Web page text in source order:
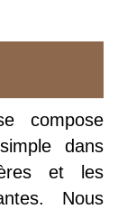
compose
dans
et les
Nous